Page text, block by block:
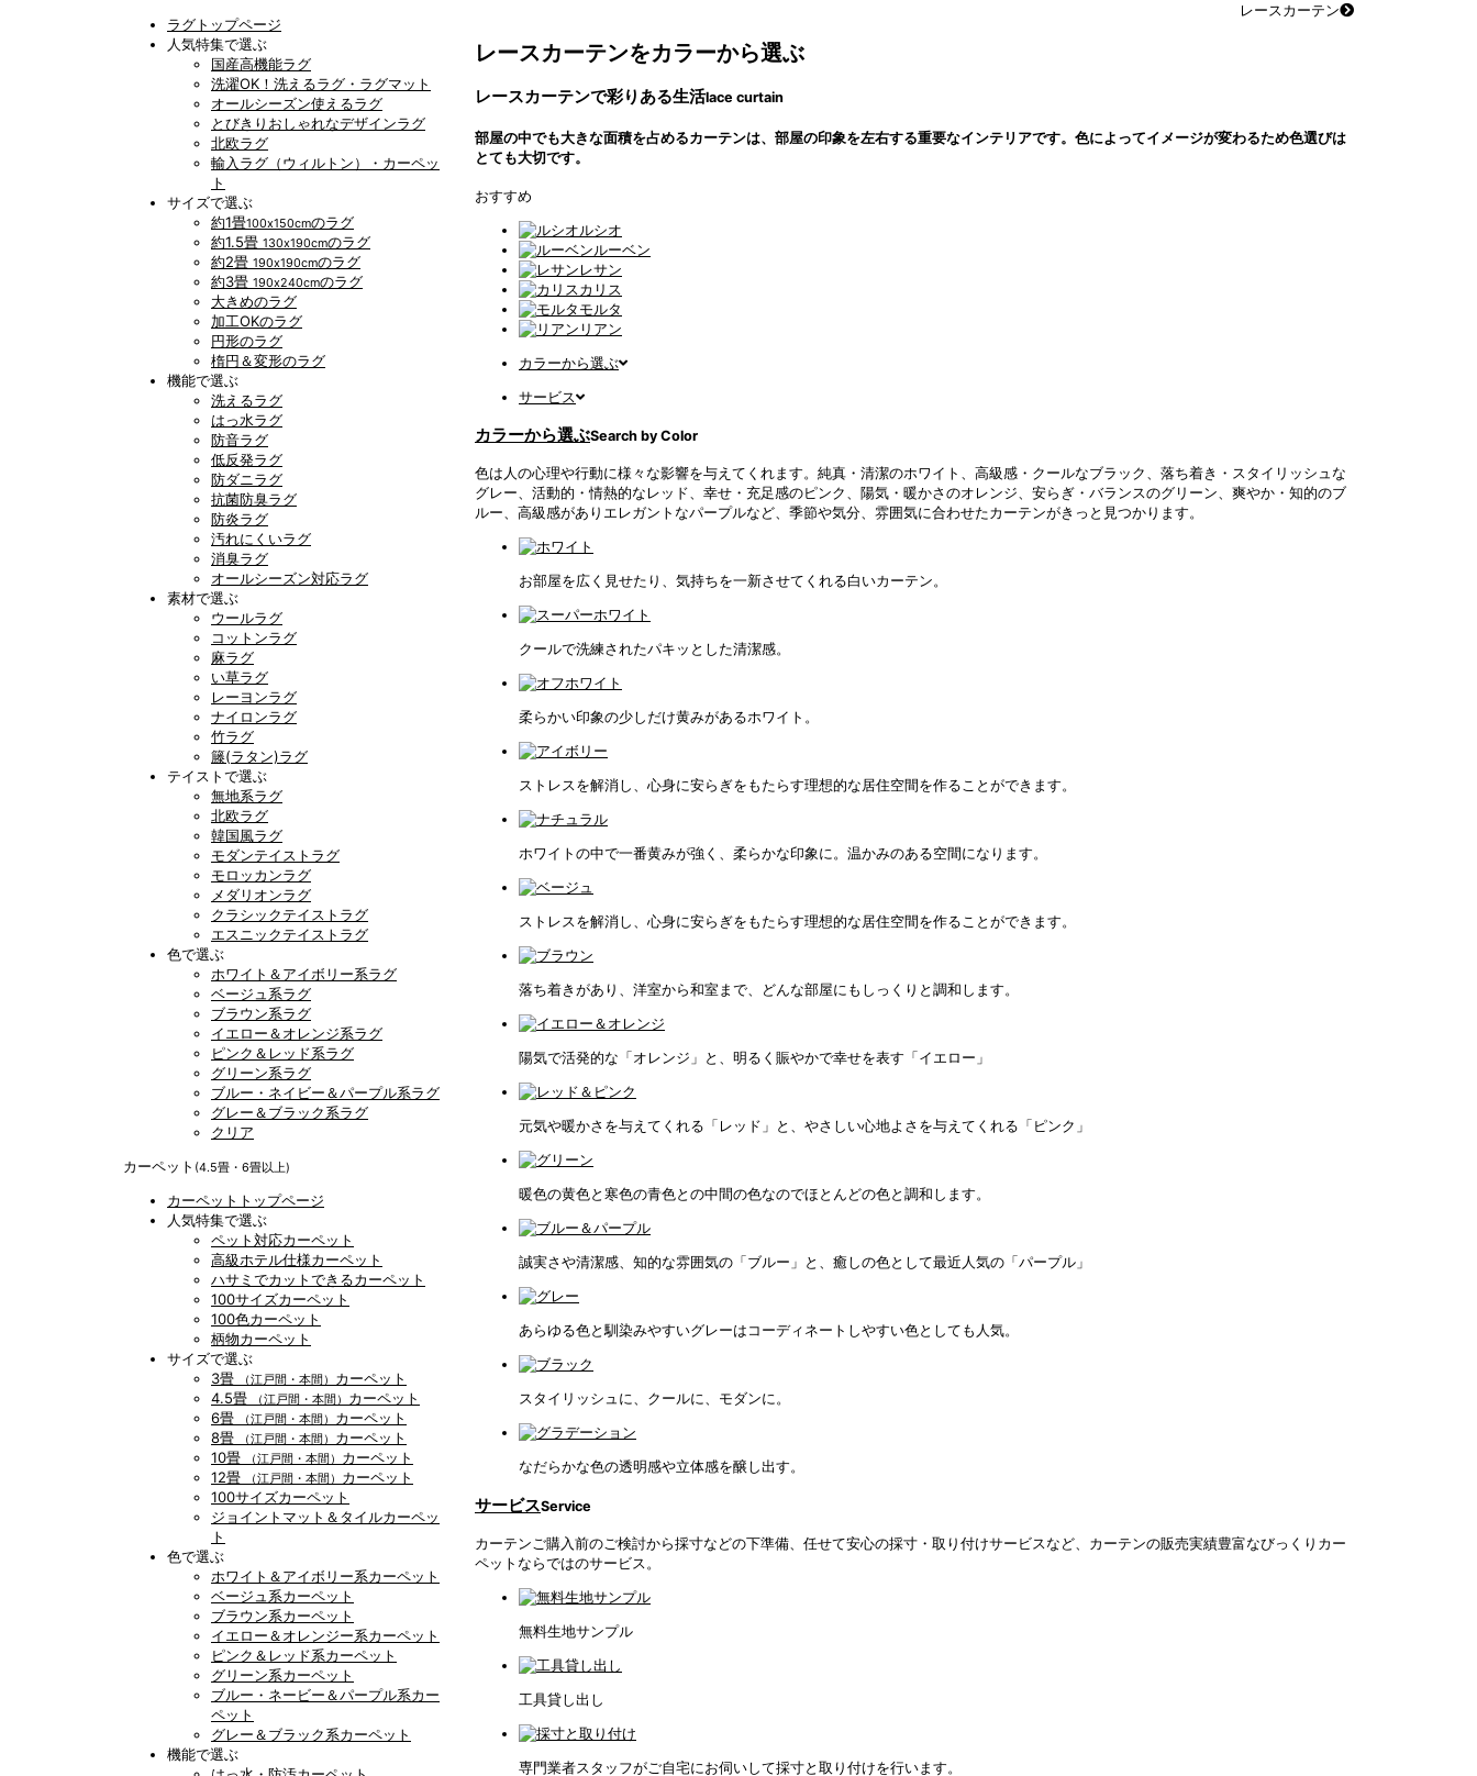
ラグトップページ
人気特集で選ぶ
国産高機能ラグ
洗濯OK！洗えるラグ・ラグマット
オールシーズン使えるラグ
とびきりおしゃれなデザインラグ
北欧ラグ
輸入ラグ（ウィルトン）・カーペッ
ト
サイズで選ぶ
約1畳100x150cmのラグ
約1.5畳 130x190cmのラグ
約2畳 190x190cmのラグ
約3畳 190x240cmのラグ
大きめのラグ
加工OKのラグ
円形のラグ
楕円＆変形のラグ
機能で選ぶ
洗えるラグ
はっ水ラグ
防音ラグ
低反発ラグ
防ダニラグ
抗菌防臭ラグ
防炎ラグ
汚れにくいラグ
消臭ラグ
オールシーズン対応ラグ
素材で選ぶ
ウールラグ
コットンラグ
麻ラグ
い草ラグ
レーヨンラグ
ナイロンラグ
竹ラグ
籐(ラタン)ラグ
テイストで選ぶ
無地系ラグ
北欧ラグ
韓国風ラグ
モダンテイストラグ
モロッカンラグ
メダリオンラグ
クラシックテイストラグ
エスニックテイストラグ
色で選ぶ
ホワイト＆アイボリー系ラグ
ベージュ系ラグ
ブラウン系ラグ
イエロー＆オレンジ系ラグ
ピンク＆レッド系ラグ
グリーン系ラグ
ブルー・ネイビー＆パープル系ラグ
グレー＆ブラック系ラグ
クリア
カーペット (4.5畳・6畳以上)
カーペットトップページ
人気特集で選ぶ
ペット対応カーペット
高級ホテル仕様カーペット
ハサミでカットできるカーペット
100サイズカーペット
100色カーペット
柄物カーペット
サイズで選ぶ
3畳
（江戸間・本間） カーペット
4.5畳
（江戸間・本間） カーペット
6畳
（江戸間・本間） カーペット
8畳
（江戸間・本間） カーペット
10畳
（江戸間・本間） カーペット
12畳
（江戸間・本間） カーペット
100サイズカーペット
ジョイントマット＆タイルカーペッ
ト
色で選ぶ
ホワイト＆アイボリー系カーペット
ベージュ系カーペット
ブラウン系カーペット
イエロー＆オレンジー系カーペット
ピンク＆レッド系カーペット
グリーン系カーペット
ブルー・ネービー＆パープル系カー
ペット
グレー＆ブラック系カーペット
機能で選ぶ
レースカーテン
レースカーテンをカラーから選ぶ
レースカーテンで彩りある生活lace curtain
部屋の中でも大きな面積を占めるカーテンは、部屋の印象を左右する重要なインテリアです。色によってイメージが変わるため色選びは
とても大切です。
おすすめ
ルシオ
ルーベン
レサン
カリス
モルタ
リアン
カラーから選ぶ
サービス
カラーから選ぶSearch by Color
色は人の心理や行動に様々な影響を与えてくれます。純真・清潔のホワイト、高級感・クールなブラック、落ち着き・スタイリッシュな
グレー、活動的・情熱的なレッド、幸せ・充足感のピンク、陽気・暖かさのオレンジ、安らぎ・バランスのグリーン、爽やか・知的のブ
ルー、高級感がありエレガントなパープルなど、季節や気分、雰囲気に合わせたカーテンがきっと見つかります。
お部屋を広く見せたり、気持ちを一新させてくれる白いカーテン。
クールで洗練されたパキッとした清潔感。
柔らかい印象の少しだけ黄みがあるホワイト。
ストレスを解消し、心身に安らぎをもたらす理想的な居住空間を作ることができます。
ホワイトの中で一番黄みが強く、柔らかな印象に。温かみのある空間になります。
ストレスを解消し、心身に安らぎをもたらす理想的な居住空間を作ることができます。
落ち着きがあり、洋室から和室まで、どんな部屋にもしっくりと調和します。
陽気で活発的な「オレンジ」と、明るく賑やかで幸せを表す「イエロー」
元気や暖かさを与えてくれる「レッド」と、やさしい心地よさを与えてくれる「ピンク」
暖色の黄色と寒色の青色との中間の色なのでほとんどの色と調和します。
誠実さや清潔感、知的な雰囲気の「ブルー」と、癒しの色として最近人気の「パープル」
あらゆる色と馴染みやすいグレーはコーディネートしやすい色としても人気。
スタイリッシュに、クールに、モダンに。
なだらかな色の透明感や立体感を醸し出す。
サービスService
カーテンご購入前のご検討から採寸などの下準備、任せて安心の採寸・取り付けサービスなど、カーテンの販売実績豊富なびっくりカー
ペットならではのサービス。
無料生地サンプル
工具貸し出し
専門業者スタッフがご自宅にお伺いして採寸と取り付けを行います。